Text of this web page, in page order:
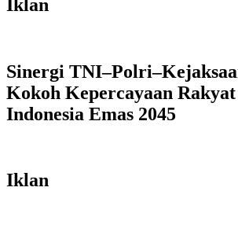
Iklan
Sinergi
Kokoh Kepercayaan
Indonesia Emas 2045
Iklan